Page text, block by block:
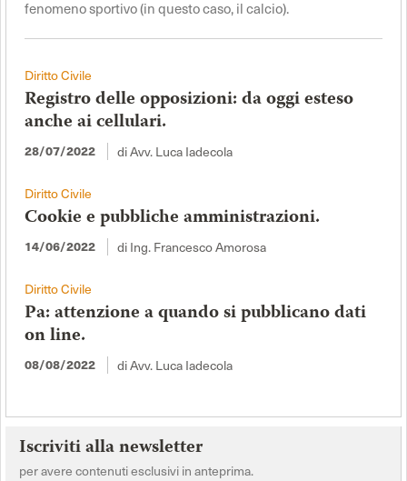
fenomeno sportivo (in questo caso, il calcio).
Diritto Civile
Registro delle opposizioni: da oggi esteso
anche ai cellulari.
28/07/2022 di Avv. Luca Iadecola
Diritto Civile
Cookie e pubbliche amministrazioni.
14/06/2022 di Ing. Francesco Amorosa
Diritto Civile
Pa: attenzione a quando si pubblicano dati
on line.
08/08/2022 di Avv. Luca Iadecola
Iscriviti alla newsletter
per avere contenuti esclusivi in anteprima.